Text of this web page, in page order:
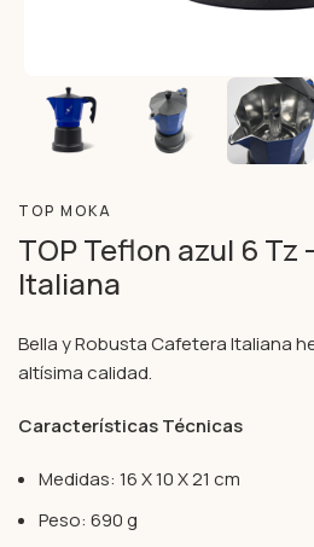
TOP MOKA
TOP Teflon azul 6 Tz
Italiana
Bella y Robusta Cafetera Italiana
altísima calidad.
Características Técnicas
Medidas: 16 X 10 X 21 cm
Peso: 690 g